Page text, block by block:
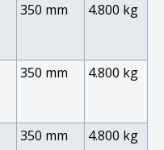
350 mm 4.800 kg
350 mm 4.800 kg
350 mm 4.800 kg